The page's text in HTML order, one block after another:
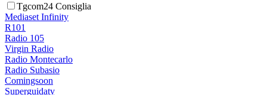
Tgcom24 Consiglia
Mediaset Infinity
R101
Radio 105
Virgin Radio
Radio Montecarlo
Radio Subasio
Comingsoon
Superguidatv